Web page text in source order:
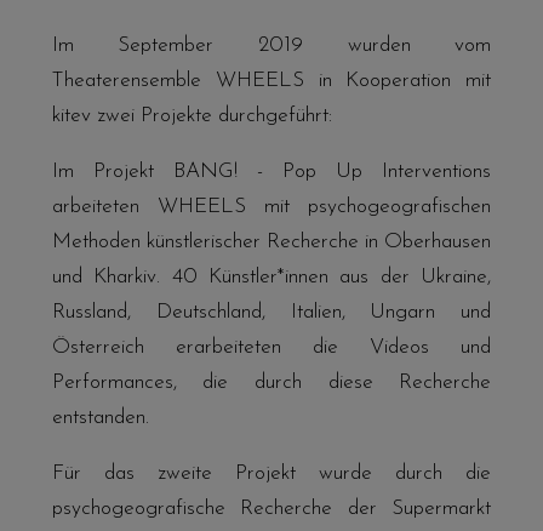
Im September 2019 wurden vom
Theaterensemble WHEELS in Kooperation mit
kitev zwei Projekte durchgeführt:
Im Projekt BANG! - Pop Up Interventions
arbeiteten WHEELS mit psychogeografischen
Methoden künstlerischer Recherche in Oberhausen
und Kharkiv. 40 Künstler*innen aus der Ukraine,
Russland, Deutschland, Italien, Ungarn und
Österreich erarbeiteten die Videos und
Performances, die durch diese Recherche
entstanden.
Für das zweite Projekt wurde durch die
psychogeografische Recherche der Supermarkt